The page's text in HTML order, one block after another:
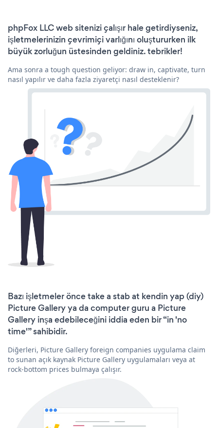
phpFox LLC web sitenizi çalışır hale getirdiyseniz,
işletmelerinizin çevrimiçi varlığını oluştururken ilk
büyük zorluğun üstesinden geldiniz. tebrikler!
Ama sonra a tough question geliyor: draw in, captivate, turn
nasıl yapılır ve daha fazla ziyaretçi nasıl desteklenir?
Bazı işletmeler önce take a stab at kendin yap (diy)
Picture Gallery ya da computer guru a Picture
Gallery inşa edebileceğini iddia eden bir “in 'no
time'” sahibidir.
Diğerleri, Picture Gallery foreign companies uygulama claim
to sunan açık kaynak Picture Gallery uygulamaları veya at
rock-bottom prices bulmaya çalışır.